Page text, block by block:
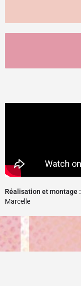
Réalisation et montage :
Marcelle